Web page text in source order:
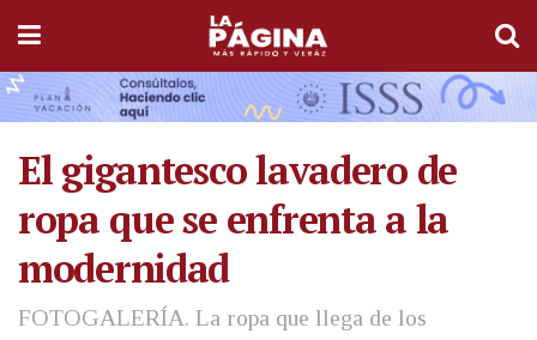
El gigantesco lavadero de
ropa que se enfrenta a la
modernidad
FOTOGALERÍA. La ropa que llega de los